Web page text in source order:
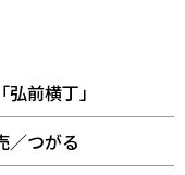
前横丁」
／つがる